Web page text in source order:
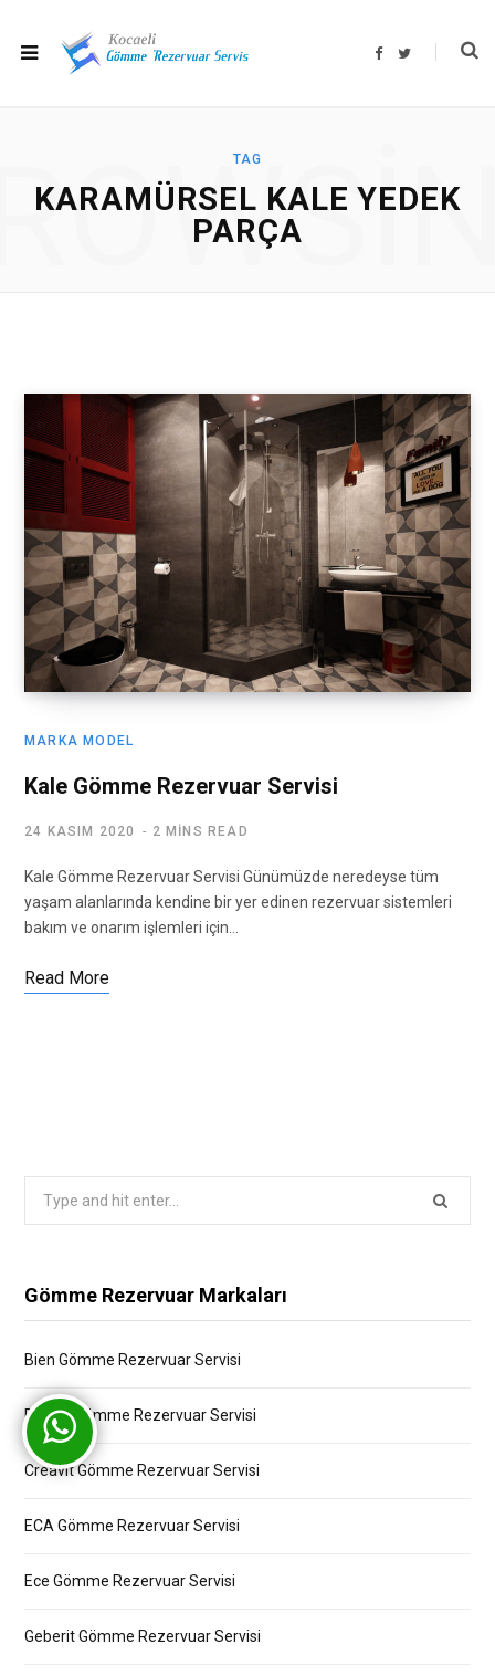
F
T
TAG
KARAMÜRSEL KALE YEDEK
PARÇA
MARKA MODEL
Kale Gömme Rezervuar Servisi
24 KASIM 2020 2 MINS READ
Kale Gömme Rezervuar Servisi Günümüzde neredeyse tüm
yaşam alanlarında kendine bir yer edinen rezervuar sistemleri
bakım ve onarım işlemleri için…
Read More
Gömme Rezervuar Markaları
Bien Gömme Rezervuar Servisi
Bocchi Gömme Rezervuar Servisi
Creavit Gömme Rezervuar Servisi
ECA Gömme Rezervuar Servisi
Ece Gömme Rezervuar Servisi
Geberit Gömme Rezervuar Servisi